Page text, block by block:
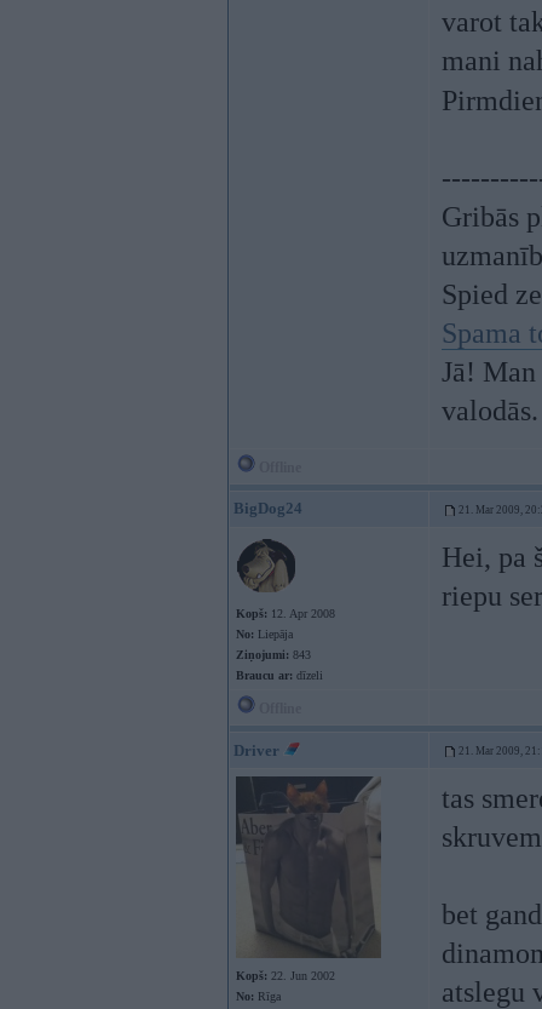
varot
mani
Gribās
Spied
Spama
Jā!
valodās.
BigDog24 21. Mar 2009,
Kopš: 12. Apr 2008
No: Liepāja
Ziņojumi: 843
Braucu ar: dīzeli
Hei, pa
riepu
Driver 21. Mar 2009,
Kopš: 22. Jun 2002
No: Rīga
tas
bet
atslegu